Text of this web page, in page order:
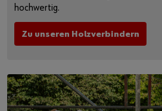
hochwertig.
Zu unseren Holzverbindern